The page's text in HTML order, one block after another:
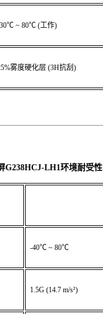
~ 80℃ (工作)
雾度硬化层 (3H抗刮)
G238HCJ-LH1环境耐受性
-40℃ ~ 80℃
1.5G (14.7 m/s²)